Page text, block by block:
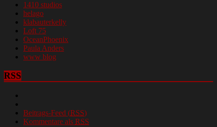
1410 studios
helago
klabauterkelly
Loft 75
OceanPhoenix
Paula Anders
www blog
RSS
Beitrags-Feed (RSS)
Kommentare als RSS